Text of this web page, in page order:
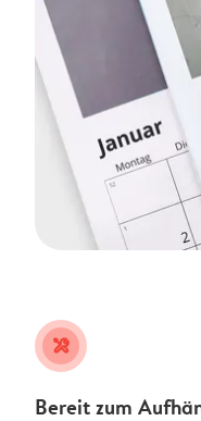
tools
Bereit zum